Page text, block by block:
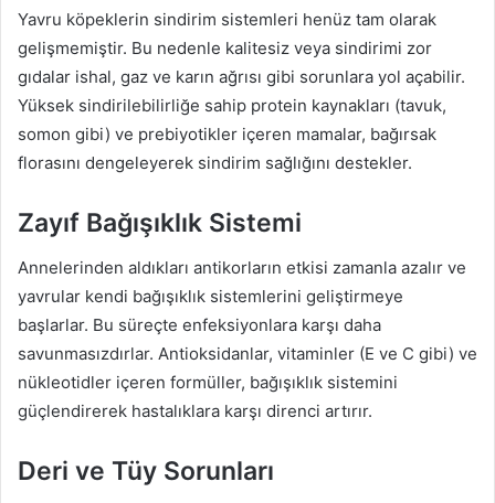
Yavru köpeklerin sindirim sistemleri henüz tam olarak
gelişmemiştir. Bu nedenle kalitesiz veya sindirimi zor
gıdalar ishal, gaz ve karın ağrısı gibi sorunlara yol açabilir.
Yüksek sindirilebilirliğe sahip protein kaynakları (tavuk,
somon gibi) ve prebiyotikler içeren mamalar, bağırsak
florasını dengeleyerek sindirim sağlığını destekler.
Zayıf Bağışıklık Sistemi
Annelerinden aldıkları antikorların etkisi zamanla azalır ve
yavrular kendi bağışıklık sistemlerini geliştirmeye
başlarlar. Bu süreçte enfeksiyonlara karşı daha
savunmasızdırlar. Antioksidanlar, vitaminler (E ve C gibi) ve
nükleotidler içeren formüller, bağışıklık sistemini
güçlendirerek hastalıklara karşı direnci artırır.
Deri ve Tüy Sorunları